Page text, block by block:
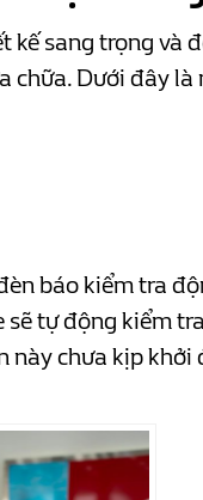
sang trọng và
chữa. Dưới đây
báo kiểm tra
tự động kiểm
chưa kịp